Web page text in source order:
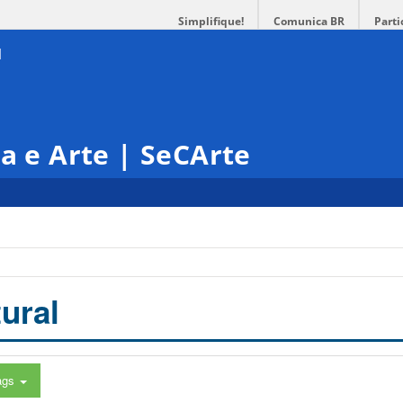
Simplifique! Comunica BR
e Arte | SeCArte